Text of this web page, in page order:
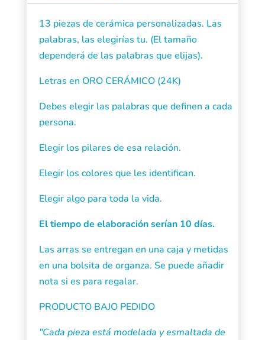
13 piezas de cerámica personalizadas. Las
palabras, las elegirías tu. (El tamaño
dependerá de las palabras que elijas).
Letras en ORO CERÁMICO (24K)
Debes elegir las palabras que definen a cada
persona.
Elegir los pilares de esa relación.
Elegir los colores que les identifican.
Elegir algo para toda la vida.
El tiempo de elaboración serían 10 días.
Las arras se entregan en una caja y metidas
en una bolsita de organza. Se puede añadir
nota si es para regalar.
PRODUCTO BAJO PEDIDO
"Cada pieza está modelada y esmaltada de